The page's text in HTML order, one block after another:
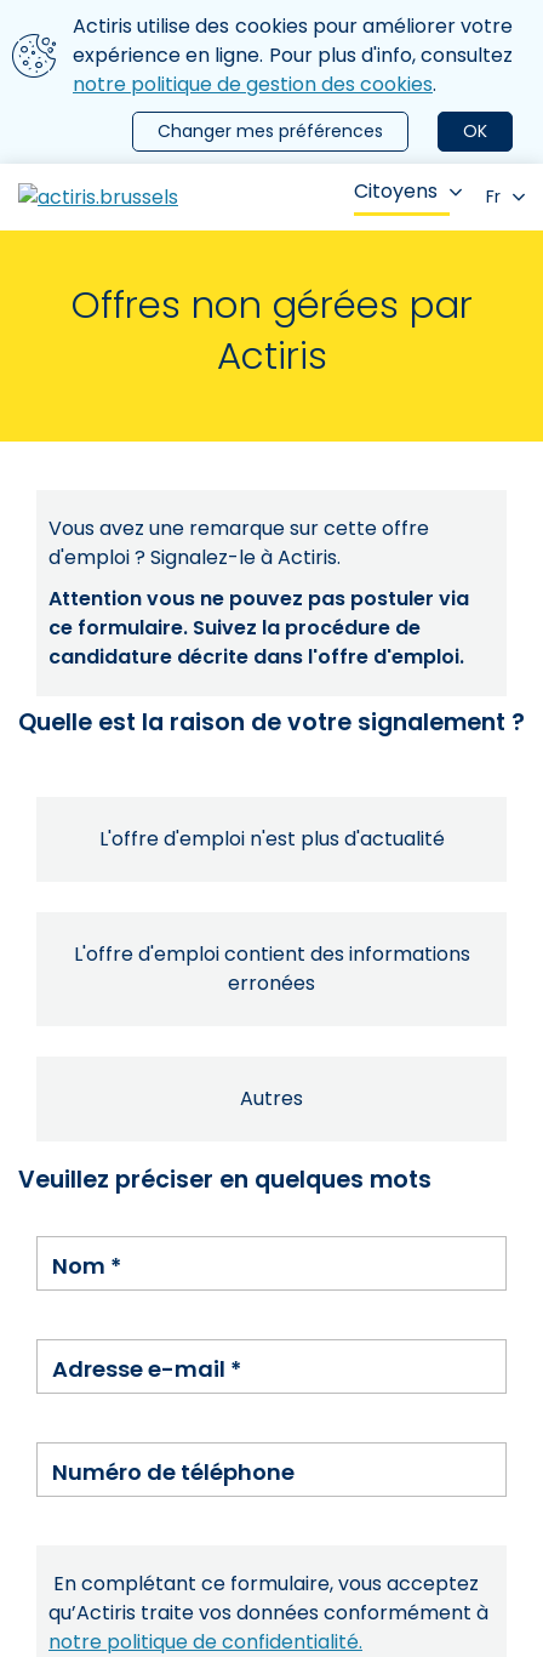
Aller au contenu principal
Nous utilisons des cookies
Actiris utilise des cookies pour améliorer votre
expérience en ligne. Pour plus d'info, consultez
notre politique de gestion des cookies.
OK
Changer mes préférences
le menu
Citoyens Fr
Offres non gérées par
Actiris
Vous avez une remarque sur cette offre
d'emploi ? Signalez-le à Actiris.
Attention vous ne pouvez pas postuler via
ce formulaire. Suivez la procédure de
candidature décrite dans l'offre d'emploi.
Quelle est la raison de votre signalement ?
L'offre d'emploi n'est plus d'actualité
L'offre d'emploi contient des informations
erronées
Autres
Veuillez préciser en quelques mots
Nom *
Adresse e-mail *
Numéro de téléphone
En complétant ce formulaire, vous acceptez
qu’Actiris traite vos données conformément à
notre politique de confidentialité.